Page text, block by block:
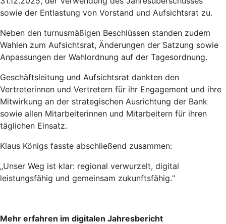
sowie der Entlastung von Vorstand und Aufsichtsrat zu.
Neben den turnusmäßigen Beschlüssen standen zudem
Wahlen zum Aufsichtsrat, Änderungen der Satzung sowie
Anpassungen der Wahlordnung auf der Tagesordnung.
Geschäftsleitung und Aufsichtsrat dankten den
Vertreterinnen und Vertretern für ihr Engagement und ihre
Mitwirkung an der strategischen Ausrichtung der Bank
sowie allen Mitarbeiterinnen und Mitarbeitern für ihren
täglichen Einsatz.
Klaus Königs fasste abschließend zusammen:
„Unser Weg ist klar: regional verwurzelt, digital
leistungsfähig und gemeinsam zukunftsfähig.“
Mehr erfahren im digitalen Jahresbericht